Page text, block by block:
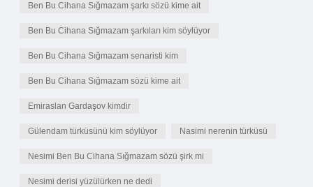
Ben Bu Cihana Sığmazam şarkı sözü kime ait
Ben Bu Cihana Sığmazam şarkıları kim söylüyor
Ben Bu Cihana Sığmazam senaristi kim
Ben Bu Cihana Sığmazam sözü kime ait
Emiraslan Gardaşov kimdir
Gülendam türküsünü kim söylüyor Nasimi nerenin türküsü
Nesimi Ben Bu Cihana Sığmazam sözü şirk mi
Nesimi derisi yüzülürken ne dedi